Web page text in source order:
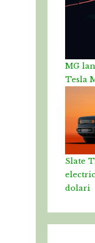
MG
Tesla
Slate
dolari